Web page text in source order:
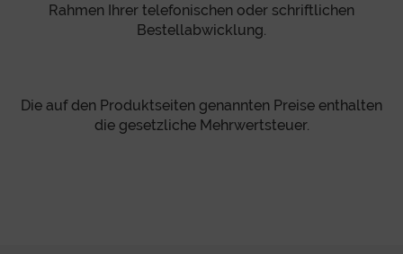
Rahmen Ihrer telefonischen oder schriftlichen
Bestellabwicklung.
Die auf den Produktseiten genannten Preise enthalten
die gesetzliche Mehrwertsteuer.